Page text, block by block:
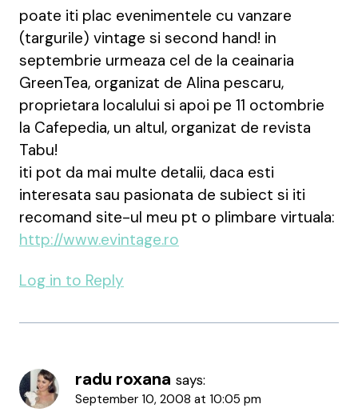
poate iti plac evenimentele cu vanzare
(targurile) vintage si second hand! in
septembrie urmeaza cel de la ceainaria
GreenTea, organizat de Alina pescaru,
proprietara localului si apoi pe 11 octombrie
la Cafepedia, un altul, organizat de revista
Tabu!
iti pot da mai multe detalii, daca esti
interesata sau pasionata de subiect si iti
recomand site-ul meu pt o plimbare virtuala:
http://www.evintage.ro
Log in to Reply
radu roxana says:
September 10, 2008 at 10:05 pm